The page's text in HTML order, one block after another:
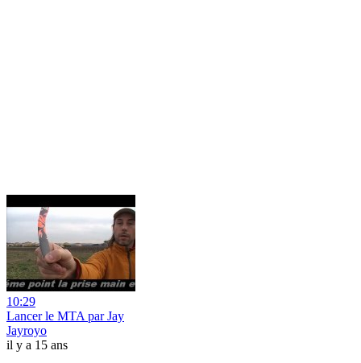
10:29
Lancer le MTA par Jay
Jayroyo
il y a 15 ans